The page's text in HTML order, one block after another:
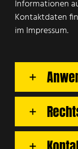
Informationen
Kontaktdaten
im Impressum.